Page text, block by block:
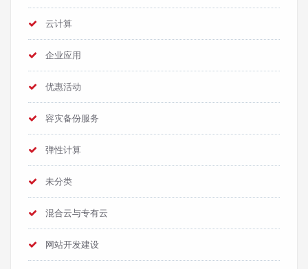
云计算
企业应用
优惠活动
容灾备份服务
弹性计算
未分类
混合云与专有云
网站开发建设